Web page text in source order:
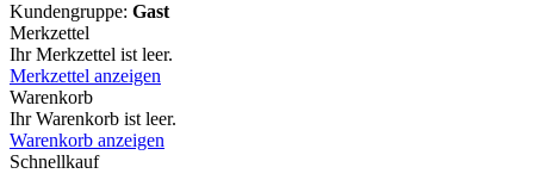
Kundengruppe: Gast
Merkzettel
Ihr Merkzettel ist leer.
Merkzettel anzeigen
Warenkorb
Ihr Warenkorb ist leer.
Warenkorb anzeigen
Schnellkauf